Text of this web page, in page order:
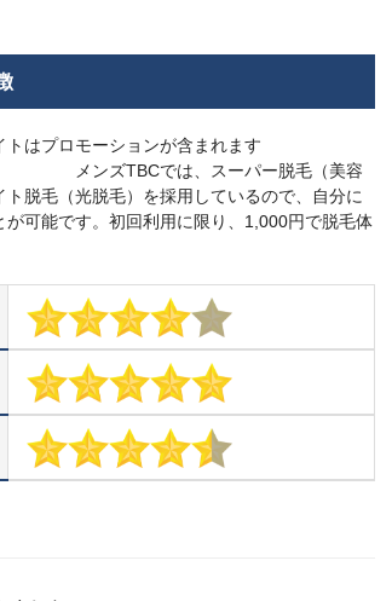
はプロモーションが含まれます
では、スーパー脱毛（美容
ト脱毛（光脱毛）を採用しているので、自分に
が可能です。初回利用に限り、1,000円で脱毛体